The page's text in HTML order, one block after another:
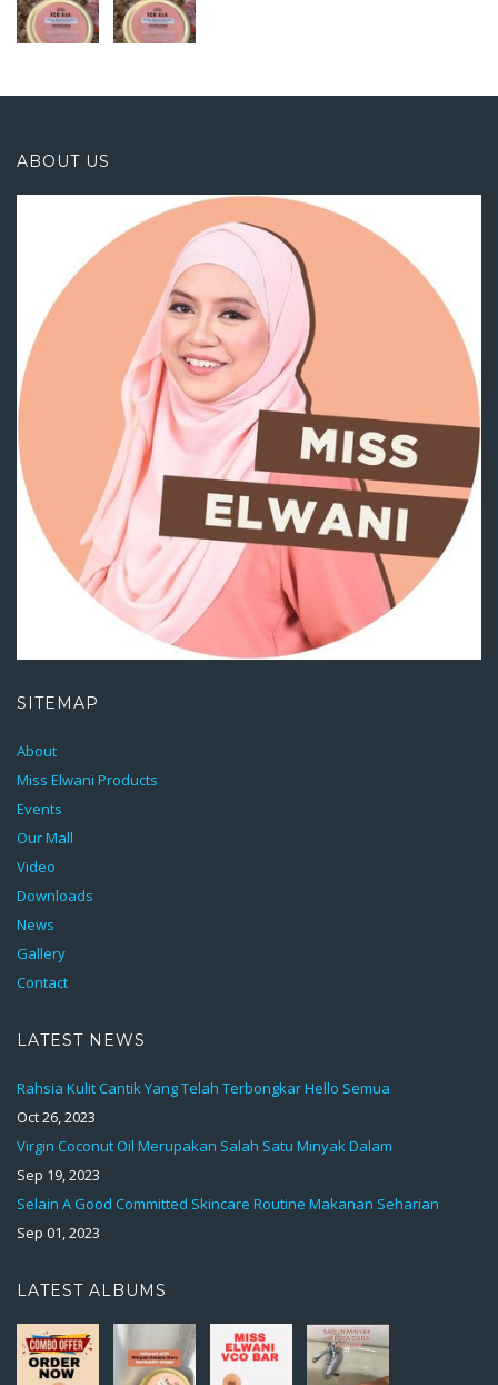
ABOUT US
SITEMAP
About
Miss Elwani Products
Events
Our Mall
Video
Downloads
News
Gallery
Contact
LATEST NEWS
Rahsia Kulit Cantik Yang Telah Terbongkar Hello Semua
Oct 26, 2023
Virgin Coconut Oil Merupakan Salah Satu Minyak Dalam
Sep 19, 2023
Selain A Good Committed Skincare Routine Makanan Seharian
Sep 01, 2023
LATEST ALBUMS